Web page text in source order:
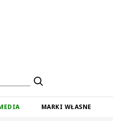
MARKI WŁASNE